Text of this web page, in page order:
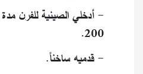
200.
- قدميه ساخناً.